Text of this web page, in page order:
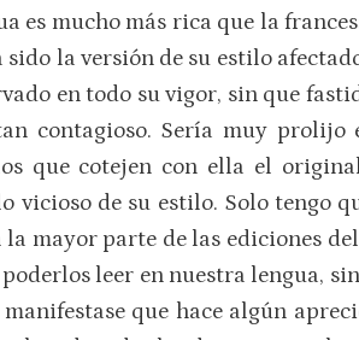
es mucho más rica que la
sido la versión de su estilo
en todo su vigor, sin que
contagioso. Sería muy prolijo
que cotejen con ella el
vicioso de su estilo. Solo tengo
mayor parte de las ediciones
leer en nuestra lengua,
que hace algún